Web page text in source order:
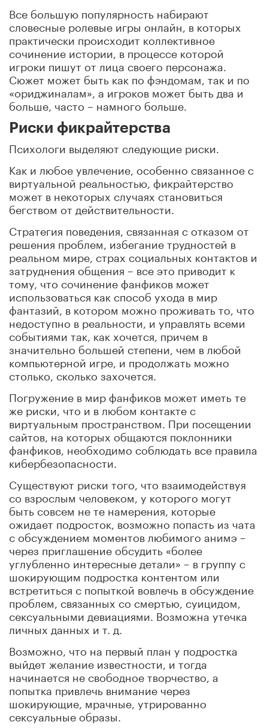
Все большую популярность набирают
словесные ролевые игры онлайн, в которых
практически происходит коллективное
сочинение истории, в процессе которой
игроки пишут от лица своего персонажа.
Сюжет может быть как по фэндомам, так и по
«ориджиналам», а игроков может быть два и
больше, часто – намного больше.
Риски фикрайтерства
Психологи выделяют следующие риски.
Как и любое увлечение, особенно связанное с
виртуальной реальностью, фикрайтерство
может в некоторых случаях становиться
бегством от действительности.
Стратегия поведения, связанная с отказом от
решения проблем, избегание трудностей в
реальном мире, страх социальных контактов и
затруднения общения – все это приводит к
тому, что сочинение фанфиков может
использоваться как способ ухода в мир
фантазий, в котором можно проживать то, что
недоступно в реальности, и управлять всеми
событиями так, как хочется, причем в
значительно большей степени, чем в любой
компьютерной игре, и продолжать можно
столько, сколько захочется.
Погружение в мир фанфиков может иметь те
же риски, что и в любом контакте с
виртуальным пространством. При посещении
сайтов, на которых общаются поклонники
фанфиков, необходимо соблюдать все правила
кибербезопасности.
Существуют риски того, что взаимодействуя
со взрослым человеком, у которого могут
быть совсем не те намерения, которые
ожидает подросток, возможно попасть из чата
с обсуждением моментов любимого анимэ –
через приглашение обсудить «более
углубленно интересные детали» – в группу с
шокирующим подростка контентом или
встретиться с попыткой вовлечь в обсуждение
проблем, связанных со смертью, суицидом,
сексуальными девиациями. Возможна утечка
личных данных и т. д.
Возможно, что на первый план у подростка
выйдет желание известности, и тогда
начинается не свободное творчество, а
попытка привлечь внимание через
шокирующие, мрачные, утрированно
сексуальные образы.